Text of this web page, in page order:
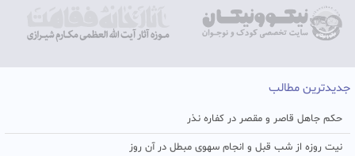
جدیدترین مطالب
حکم جاهل قاصر و مقصر در کفاره نذر
نیت روزه از شب قبل و انجام سهوی مبطل در آن روز